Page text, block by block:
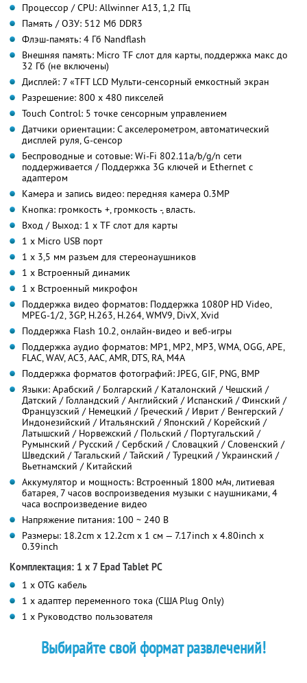
Процессор / CPU: Allwinner A13, 1,2 ГГц
Память / ОЗУ: 512 Мб DDR3
Флэш-память: 4 Гб Nandflash
Внешняя память: Micro TF слот для карты, поддержка макс до
32 Гб (не включены)
Дисплей: 7 «TFT LCD Мульти-сенсорный емкостный экран
Разрешение: 800 х 480 пикселей
Touch Control: 5 точке сенсорным управлением
Датчики ориентации: С акселерометром, автоматический
дисплей руля, G-сенсор
Беспроводные и сотовые: Wi-Fi 802.11a/b/g/n сети
поддерживается / Поддержка 3G ключей и Ethernet с
адаптером
Камера и запись видео: передняя камера 0.3MP
Кнопка: громкость +, громкость -, власть.
Вход / Выход: 1 х TF слот для карты
1 х Micro USB порт
1 х 3,5 мм разъем для стереонаушников
1 х Встроенный динамик
1 х Встроенный микрофон
Поддержка видео форматов: Поддержка 1080P HD Video,
MPEG-1/2, 3GP, H.263, H.264, WMV9, DivX, Xvid
Поддержка Flash 10.2, онлайн-видео и веб-игры
Поддержка аудио форматов: MP1, MP2, MP3, WMA, OGG, APE,
FLAC, WAV, AC3, AAC, AMR, DTS, RA, M4A
Поддержка форматов фотографий: JPEG, GIF, PNG, BMP
Языки: Арабский / Болгарский / Каталонский / Чешский /
Датский / Голландский / Английский / Испанский / Финский /
Французский / Немецкий / Греческий / Иврит / Венгерский /
Индонезийский / Итальянский / Японский / Корейский /
Латышский / Норвежский / Польский / Португальский /
Румынский / Русский / Сербский / Словацкий / Словенский /
Шведский / Тагальский / Тайский / Турецкий / Украинский /
Вьетнамский / Китайский
Аккумулятор и мощность: Встроенный 1800 мАч, литиевая
батарея, 7 часов воспроизведения музыки с наушниками, 4
часа воспроизведение видео
Напряжение питания: 100 ~ 240 В
Размеры: 18.2cm х 12.2cm х 1 см — 7.17inch х 4.80inch х
0.39inch
Комплектация: 1 х 7 Epad Tablet PC
1 х OTG кабель
1 х адаптер переменного тока (США Plug Only)
1 х Руководство пользователя
Выбирайте свой формат развлечений!